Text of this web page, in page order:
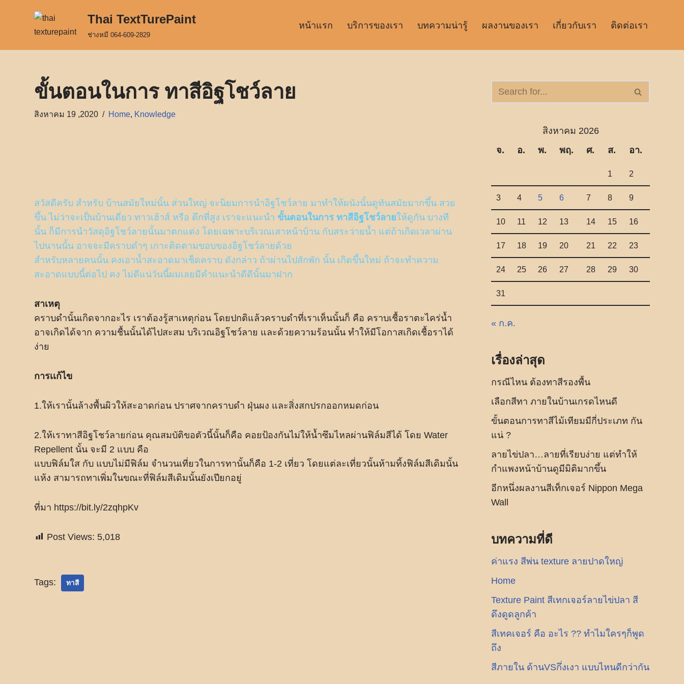
Thai TextTurePaint
ช่างหมี 064-609-2829
หน้าแรก บริการของเรา บทความน่ารู้ ผลงานของเรา เกี่ยวกับเรา ติดต่อเรา
ขั้นตอนในการ ทาสีอิฐโชว์ลาย
สิงหาคม 19 ,2020 Home, Knowledge
สวัสดีครับ สำหรับ บ้านสมัยใหม่นั้น ส่วนใหญ่ จะนิยมการนำอิฐโชว์ลาย มาทำให้ผนังนั้นดูทันสมัยมากขึ้น สวย
ขึ้น ไม่ว่าจะเป็นบ้านเดี่ยว ทาวเฮ้าส์ หรือ ตึกที่สูง เราจะแนะนำ ขั้นตอนในการ ทาสีอิฐโชว์ลายให้ดูกัน บางที
นั้น ก็มีการนำวัสดุอิฐโชว์ลายนั้นมาตกแต่ง โดยเฉพาะบริเวณเสาหน้าบ้าน กับสระว่ายน้ำ แต่ถ้าเกิดเวลาผ่าน
ไปนานนั้น อาจจะมีคราบดำๆ เกาะติดตามขอบของอิฐโชว์ลายด้วย
สำหรับหลายคนนั้น คงเอาน้ำสะอาดมาเช็ดคราบ ดังกล่าว ถ้าผ่านไปสักพัก นั้น เกิดขึ้นใหม่ ถ้าจะทำความ
สะอาดแบบนี้ต่อไป คง ไม่ดีแน่วันนี้ผมเลยมีคำแนะนำดีดีนั้นมาฝาก
สาเหตุ
คราบดำนั้นเกิดจากอะไร เราต้องรู้สาเหตุก่อน โดยปกติแล้วคราบดำที่เราเห็นนั้นก็ คือ คราบเชื้อราตะไคร่น้ำ
อาจเกิดได้จาก ความชื้นนั้นได้ไปสะสม บริเวณอิฐโชว์ลาย และด้วยความร้อนนั้น ทำให้มีโอกาสเกิดเชื้อราได้
ง่าย
การเเก้ไข
1.ให้เรานั้นล้างพื้นผิวให้สะอาดก่อน ปราศจากคราบดำ ฝุ่นผง และสิ่งสกปรกออกหมดก่อน
2.ให้เราทาสีอิฐโชว์ลายก่อน คุณสมบัติขอตัวนี้นั้นก็คือ คอยป้องกันไม่ให้น้ำซึมไหลผ่านฟิล์มสีได้ โดย Water
Repellent นั้น จะมี 2 แบบ คือ
แบบฟิล์มใส กับ แบบไม่มีฟิล์ม จำนวนเที่ยวในการทานั้นก็คือ 1-2 เที่ยว โดยแต่ละเที่ยวนั้นห้ามทิ้งฟิล์มสีเดิมนั้น
แห้ง สามารถทาเพิ่มในขณะที่ฟิล์มสีเดิมนั้นยังเปียกอยู่
ที่มา https://bit.ly/2zqhpKv
Post Views: 5,018
Tags: ทาสี
สิงหาคม 2026
จ.
อ. พ. พฤ. ศ. ส. อา.
1 2
3 4 5 6 7 8 9
10 11 12 13 14 15 16
17 18 19 20 21 22 23
24 25 26 27 28 29 30
31
« ก.ค.
เรื่องล่าสุด
กรณีไหน ต้องทาสีรองพื้น
เลือกสีทา ภายในบ้านเกรดไหนดี
ขั้นตอนการทาสีไม้เทียมมีกี่ประเภท กัน
แน่ ?
ลายไข่ปลา…ลายที่เรียบง่าย แต่ทำให้
กำแพงหน้าบ้านดูมีมิติมากขึ้น
อีกหนึ่งผลงานสีเท็กเจอร์ Nippon Mega
Wall
บทความที่ดี
ค่าแรง สีพ่น texture ลายปาดใหญ่
Home
Texture Paint สีเทกเจอร์ลายไข่ปลา สี
ดึงดูดลูกค้า
สีเทคเจอร์ คือ อะไร ?? ทำไมใครๆก็พูด
ถึง
สีภายใน ด้านVSกึ่งเงา แบบไหนดีกว่ากัน